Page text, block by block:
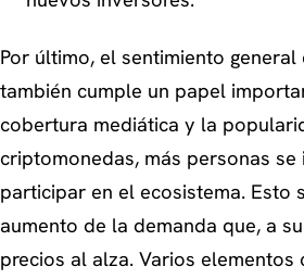
Por último, el sentimiento
también cumple un papel
cobertura mediática y la
criptomonedas, más personas
participar en el ecosistema. Esto
aumento de la demanda que, a
precios al alza. Varios elementos